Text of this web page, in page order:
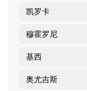
凯罗卡
穆霍罗尼
基西
奥尤吉斯